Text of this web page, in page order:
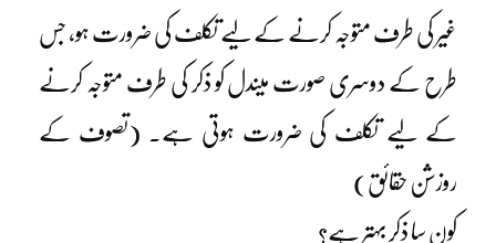
غیر کی طرف متوجہ کرنے کے لیے تکلف کی ضرورت ہو، جس
طرح کے دوسری صورت میںدل کو ذکر کی طرف متوجہ کرنے
کے لیے تکلف کی ضرورت ہوتی ہے۔ (تصوف کے
روزشن حقائق)
کون سا ذکر بہتر ہے؟